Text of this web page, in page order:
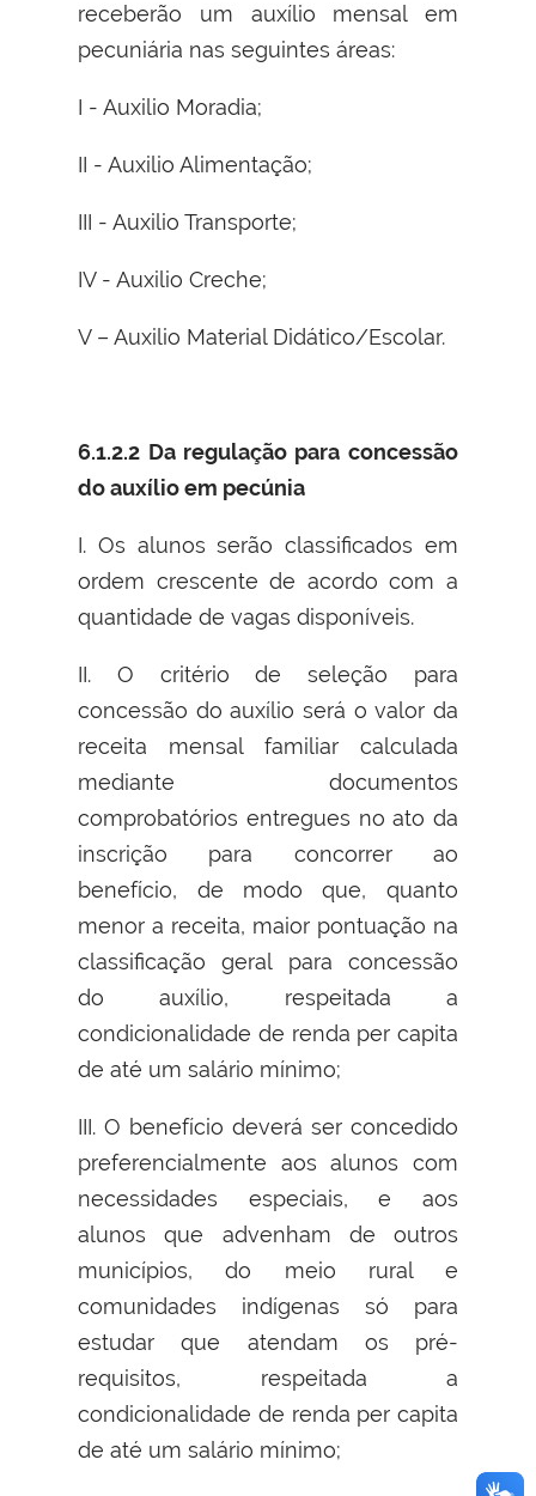
receberão um auxílio mensal em
pecuniária nas seguintes áreas:
I - Auxilio Moradia;
II - Auxilio Alimentação;
III - Auxilio Transporte;
IV - Auxilio Creche;
V – Auxilio Material Didático/Escolar.
6.1.2.2 Da regulação para concessão
do auxílio em pecúnia
I. Os alunos serão classificados em
ordem crescente de acordo com a
quantidade de vagas disponíveis.
II. O critério de seleção para
concessão do auxílio será o valor da
receita mensal familiar calculada
mediante documentos
comprobatórios entregues no ato da
inscrição para concorrer ao
benefício, de modo que, quanto
menor a receita, maior pontuação na
classificação geral para concessão
do auxílio, respeitada a
condicionalidade de renda per capita
de até um salário mínimo;
III. O benefício deverá ser concedido
preferencialmente aos alunos com
necessidades especiais, e aos
alunos que advenham de outros
municípios, do meio rural e
comunidades indígenas só para
estudar que atendam os pré-
requisitos, respeitada a
condicionalidade de renda per capita
de até um salário mínimo;